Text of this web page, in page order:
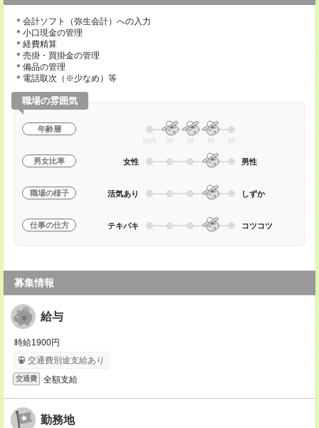
＊会計ソフト（弥生会計）への入力
＊小口現金の管理
＊経費精算
＊売掛・買掛金の管理
＊備品の管理
＊電話取次（※少なめ）等
職場の雰囲気
年齢層
20代 30 40 50 60
男女比率 女性 男性
職場の様子 活気あり しずか
仕事の仕方 テキパキ コツコツ
募集情報
給与
時給1900円
交通費別途支給あり
交通費 全額支給
勤務地